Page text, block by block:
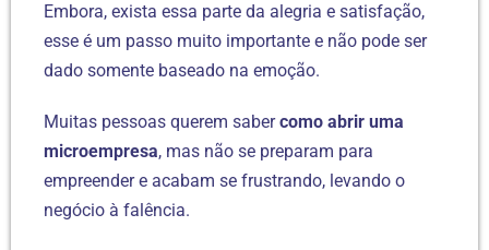
Embora, exista essa parte da alegria e satisfação,
esse é um passo muito importante e não pode ser
dado somente baseado na emoção.
Muitas pessoas querem sabercomo abrir uma
microempresa, mas não se preparam para
empreender e acabam se frustrando, levando o
negócio à falência.